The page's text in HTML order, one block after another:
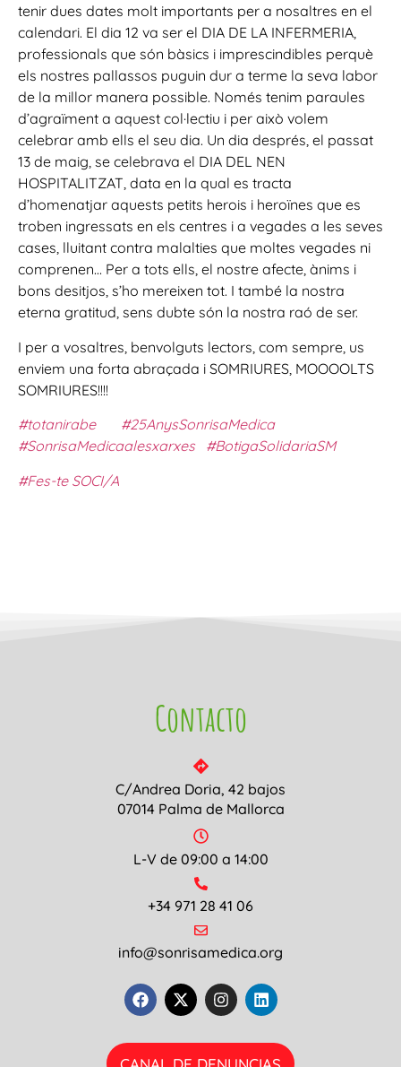
tenir dues dates molt importants per a nosaltres en el
calendari. El dia 12 va ser el DIA DE LA INFERMERIA,
professionals que són bàsics i imprescindibles perquè
els nostres pallassos puguin dur a terme la seva labor
de la millor manera possible. Només tenim paraules
d’agraïment a aquest col·lectiu i per això volem
celebrar amb ells el seu dia. Un dia després, el passat
13 de maig, se celebrava el DIA DEL NEN
HOSPITALITZAT, data en la qual es tracta
d’homenatjar aquests petits herois i heroïnes que es
troben ingressats en els centres i a vegades a les seves
cases, lluitant contra malalties que moltes vegades ni
comprenen… Per a tots ells, el nostre afecte, ànims i
bons desitjos, s’ho mereixen tot. I també la nostra
eterna gratitud, sens dubte són la nostra raó de ser.
I per a vosaltres, benvolguts lectors, com sempre, us
enviem una forta abraçada i SOMRIURES, MOOOOLTS
SOMRIURES!!!!
#totanirabe
#25AnysSonrisaMedica
#SonrisaMedicaalesxarxes
#BotigaSolidariaSM
#Fes-te SOCI/A
Contacto
C/Andrea Doria, 42 bajos
07014 Palma de Mallorca
L-V de 09:00 a 14:00
+34 971 28 41 06
info@sonrisamedica.org